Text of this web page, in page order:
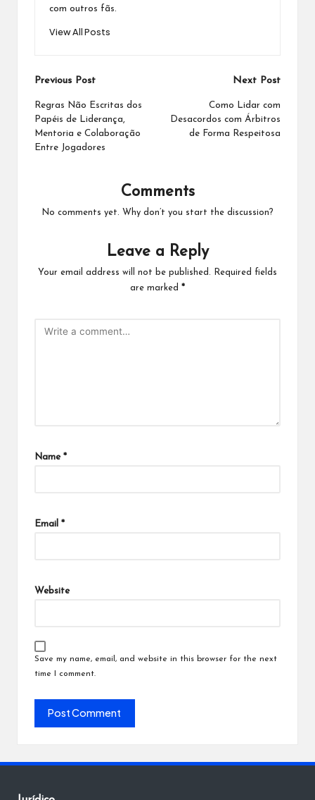
com outros fãs.
View All Posts
Post
navigation
Previous Post
Regras Não Escritas dos
Papéis de Liderança,
Mentoria e Colaboração
Entre Jogadores
Next Post
Como Lidar com
Desacordos com Árbitros
de Forma Respeitosa
Comments
No comments yet. Why don’t you start the discussion?
Leave a Reply
Your email address will not be published.
Required fields
are marked *
Name *
Email *
Website
Save my name, email, and website in this browser for the next
time I comment.